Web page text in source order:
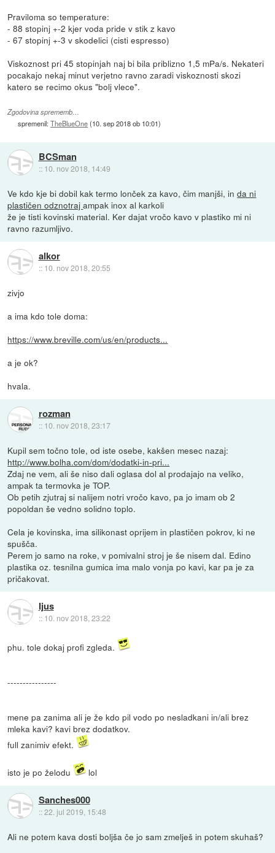
Praviloma so temperature:
- 88 stopinj +-2 kjer voda pride v stik z kavo
- 67 stopinj +-3 v skodelici (cisti espresso)
Viskoznost pri 45 stopinjah naj bi bila priblizno 1,5 mPa/s. Nekateri
pocakajo nekaj minut verjetno ravno zaradi viskoznosti skozi
katero se recimo okus "bolj vlece".
Zgodovina sprememb…
spremenil:TheBlueOne(10. sep 2018 ob 10:01)
BCSman
:: 10. nov 2018, 14:49
Ve kdo kje bi dobil kak termo lonček za kavo, čim manjši, inda ni
plastičen odznotrajampak inox al karkoli
že je tisti kovinski material. Ker dajat vročo kavo v plastiko mi ni
ravno razumljivo.
alkor
:: 10. nov 2018, 20:55
zivjo
a ima kdo tole doma:
https://www.breville.com/us/en/products...
a je ok?
hvala.
rozman
:: 10. nov 2018, 23:17
Kupil sem točno tole, od iste osebe, kakšen mesec nazaj:
http://www.bolha.com/dom/dodatki-in-pri...
Zdaj ne vem, ali še niso dali oglasa dol al prodajajo na veliko,
ampak ta termovka je TOP.
Ob petih zjutraj si nalijem notri vročo kavo, pa jo imam ob 2
popoldan še vedno solidno toplo.
Cela je kovinska, ima silikonast oprijem in plastičen pokrov, ki ne
spušča.
Perem jo samo na roke, v pomivalni stroj je še nisem dal. Edino
plastika oz. tesnilna gumica ima malo vonja po kavi, kar pa je za
pričakovat.
Ijus
:: 10. nov 2018, 23:22
phu. tole dokaj profi zgleda.
----------------
mene pa zanima ali je že kdo pil vodo po nesladkani in/ali brez
mleka kavi? kavi brez dodatkov.
full zanimiv efekt.
isto je po želodu lol
Sanches000
::22. jul 2019, 15:48
Ali ne potem kava dosti boljša če jo sam zmelješ in potem skuhaš?